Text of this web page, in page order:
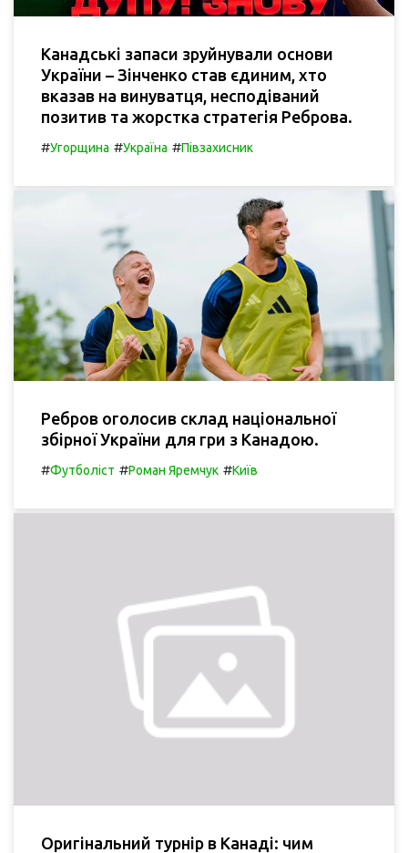
Канадські запаси зруйнували основи
України – Зінченко став єдиним, хто
вказав на винуватця, несподіваний
позитив та жорстка стратегія Реброва.
#Угорщина #Україна #Півзахисник
Ребров оголосив склад національної
збірної України для гри з Канадою.
#Футболіст #Роман Яремчук #Київ
Оригінальний турнір в Канаді: чим